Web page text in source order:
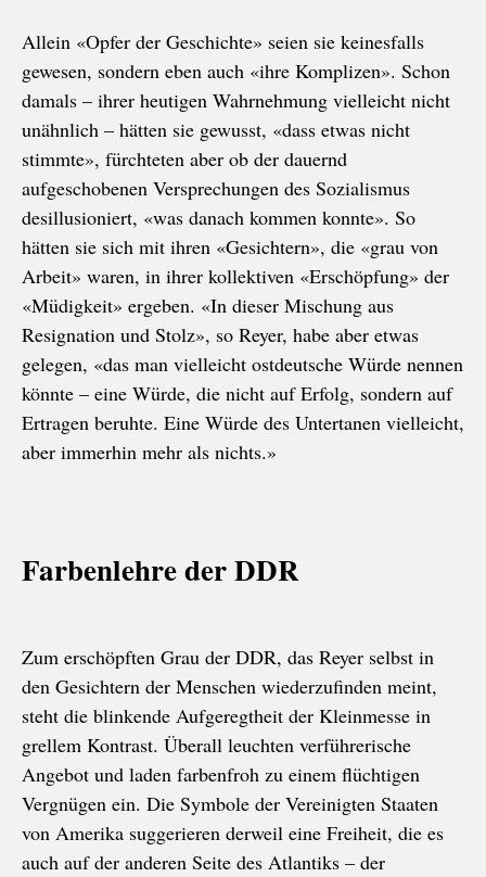
Allein «Opfer der Geschichte» seien sie keinesfalls
gewesen, sondern eben auch «ihre Komplizen». Schon
damals – ihrer heutigen Wahrnehmung vielleicht nicht
unähnlich – hätten sie gewusst, «dass etwas nicht
stimmte», fürchteten aber ob der dauernd
aufgeschobenen Versprechungen des Sozialismus
desillusioniert, «was danach kommen konnte». So
hätten sie sich mit ihren «Gesichtern», die «grau von
Arbeit» waren, in ihrer kollektiven «Erschöpfung» der
«Müdigkeit» ergeben. «In dieser Mischung aus
Resignation und Stolz», so Reyer, habe aber etwas
gelegen, «das man vielleicht ostdeutsche Würde nennen
könnte – eine Würde, die nicht auf Erfolg, sondern auf
Ertragen beruhte. Eine Würde des Untertanen vielleicht,
aber immerhin mehr als nichts.»
Farbenlehre der DDR
Zum erschöpften Grau der DDR, das Reyer selbst in
den Gesichtern der Menschen wiederzufinden meint,
steht die blinkende Aufgeregtheit der Kleinmesse in
grellem Kontrast. Überall leuchten verführerische
Angebot und laden farbenfroh zu einem flüchtigen
Vergnügen ein. Die Symbole der Vereinigten Staaten
von Amerika suggerieren derweil eine Freiheit, die es
auch auf der anderen Seite des Atlantiks – der